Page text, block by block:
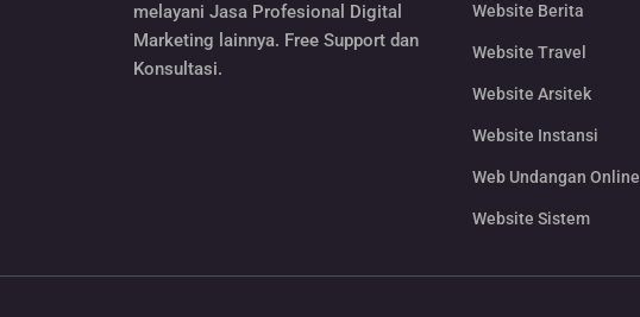
melayani Jasa Profesional Digital
Marketing lainnya. Free Support dan
Konsultasi.
Website Berita
Website Travel
Website Arsitek
Website Instansi
Web Undangan Online
Website Sistem